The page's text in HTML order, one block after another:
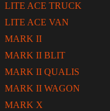
LITE ACE TRUCK
LITE ACE VAN
MARK II
MARK II BLIT
MARK II QUALIS
MARK II WAGON
MARK X